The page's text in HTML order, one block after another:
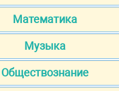
Математика
Музыка
Обществознание